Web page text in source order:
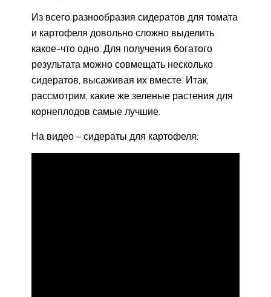
Из всего разнообразия сидератов для томата
и картофеля довольно сложно выделить
какое-что одно. Для получения богатого
результата можно совмещать несколько
сидератов, высаживая их вместе. Итак,
рассмотрим, какие же зеленые растения для
корнеплодов самые лучшие.
На видео – сидераты для картофеля: